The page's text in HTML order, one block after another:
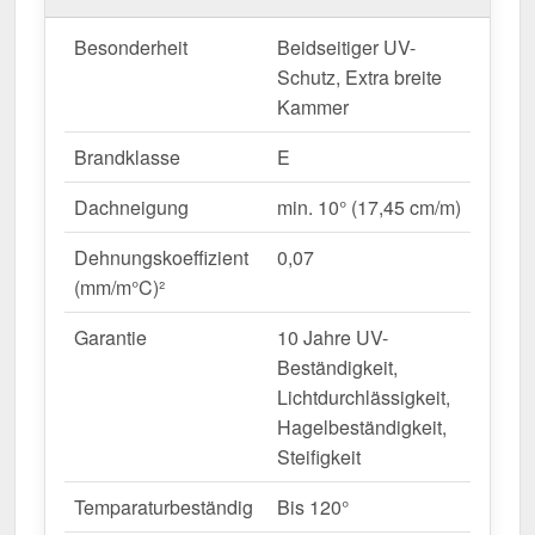
Beständigkeit.
Ideal für folgende Anwendungen:
Carports, Terrassen & Vordächer–
Lichtdurchlässige & isolierende Bedachungen.
Wintergärten & Gewächshäuser– Optimale
Lichtstreuung & Wärmedämmung.
Sanierungen & Neubauten
langlebige Bedachungslösung.
Gewerbehallen & Lagerflächen– Helle
Innenräume ohne zusätzlichen
Landwirtschaftliche Gebäude–
Witterungsbeständige Lösung für Ställe &
Besonderheit
Beidseitiger UV-
Schutz, Extra breite
Kammer
Brandklasse
E
Dachneigung
min. 10° (17,45 cm/m)
Dehnungskoeffizient
(mm/m°C)²
0,07
Garantie
10 Jahre UV-
Beständigkeit,
Lichtdurchlässigkeit,
Hagelbeständigkeit,
Steifigkeit
Temparaturbeständig
Bis 120°